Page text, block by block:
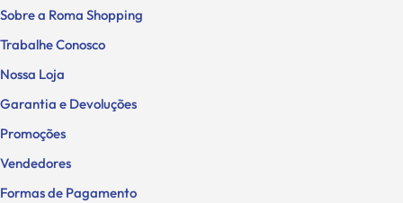
Sobre a Roma Shopping
Trabalhe Conosco
Nossa Loja
Garantia e Devoluções
Promoções
Vendedores
Formas de Pagamento